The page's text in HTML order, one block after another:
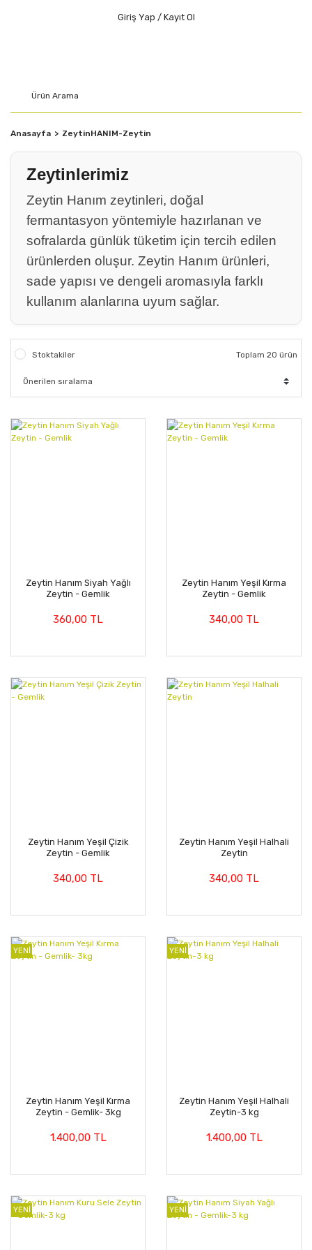
Giriş Yap / Kayıt Ol
Anasayfa ZeytinHANIM-Zeytin
Zeytinlerimiz
Zeytin Hanım zeytinleri, doğal
fermantasyon yöntemiyle hazırlanan ve
sofralarda günlük tüketim için tercih edilen
ürünlerden oluşur. Zeytin Hanım ürünleri,
sade yapısı ve dengeli aromasıyla farklı
kullanım alanlarına uyum sağlar.
Stoktakiler Toplam 20 ürün
Zeytin Hanım Siyah Yağlı
Zeytin - Gemlik
360,00 TL
Zeytin Hanım Yeşil Kırma
Zeytin - Gemlik
340,00 TL
Zeytin Hanım Yeşil Çizik
Zeytin - Gemlik
340,00 TL
Zeytin Hanım Yeşil Halhali
Zeytin
340,00 TL
YENİ
Zeytin Hanım Yeşil Kırma
Zeytin - Gemlik- 3kg
1.400,00 TL
YENİ
Zeytin Hanım Yeşil Halhali
Zeytin-3 kg
1.400,00 TL
YENİ YENİ